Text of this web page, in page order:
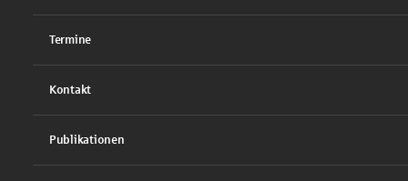
Termine
Kontakt
Publikationen